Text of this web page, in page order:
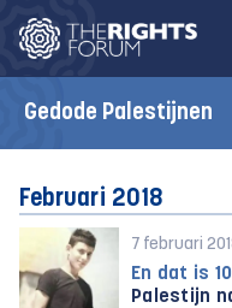
Gedode Palestijnen
Februari 2018
7 februari
En dat is
Palestijn